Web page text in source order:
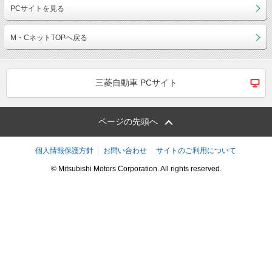
PCサイトを見る
M・CネットTOPへ戻る
三菱自動車 PCサイト
ページの先頭へ
個人情報保護方針 お問い合わせ サイトのご利用について
© Mitsubishi Motors Corporation. All rights reserved.